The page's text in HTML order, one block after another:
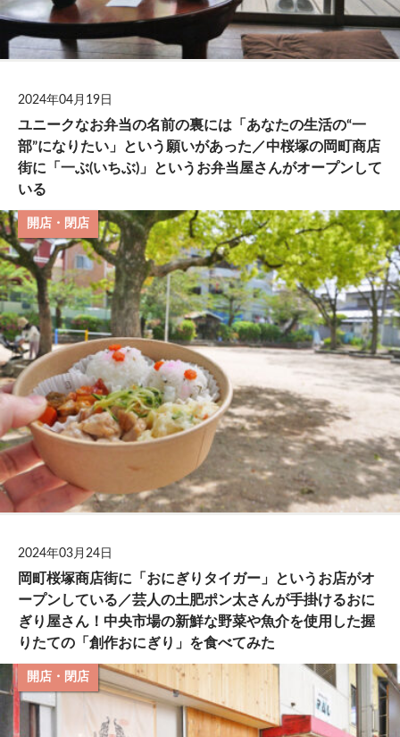
2024年04月19日
ユニークなお弁当の名前の裏には「あなたの生活の“一
部”になりたい」という願いがあった／中桜塚の岡町商店
街に「一ぶ(いちぶ)」というお弁当屋さんがオープンして
いる
開店・閉店
2024年03月24日
岡町桜塚商店街に「おにぎりタイガー」というお店がオ
ープンしている／芸人の土肥ポン太さんが手掛けるおに
ぎり屋さん！中央市場の新鮮な野菜や魚介を使用した握
りたての「創作おにぎり」を食べてみた
開店・閉店